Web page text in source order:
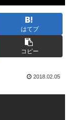
はてブ
コピー
2018.02.05